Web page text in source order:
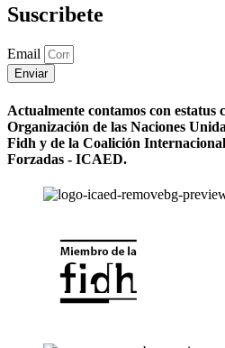
Suscribete
Email
Enviar
Actualmente contamos con estatus
Organización de las Naciones
Fidh y de la Coalición
Forzadas - ICAED.